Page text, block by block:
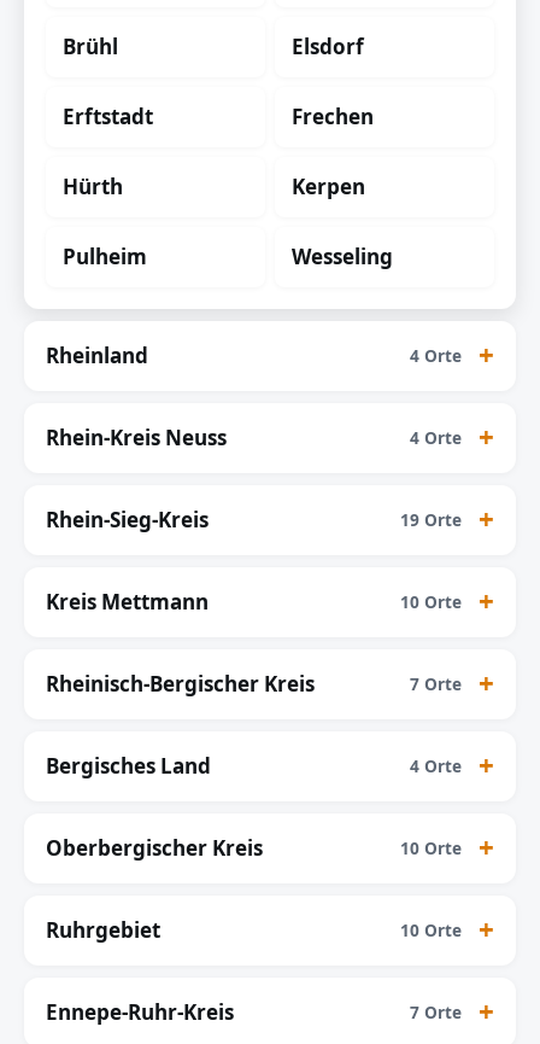
Brühl Elsdorf
Erftstadt Frechen
Hürth Kerpen
Pulheim Wesseling
Rheinland 4 Orte
Rhein-Kreis Neuss 4 Orte
Rhein-Sieg-Kreis 19 Orte
Kreis Mettmann 10 Orte
Rheinisch-Bergischer Kreis 7 Orte
Bergisches Land 4 Orte
Oberbergischer Kreis 10 Orte
Ruhrgebiet 10 Orte
Ennepe-Ruhr-Kreis 7 Orte